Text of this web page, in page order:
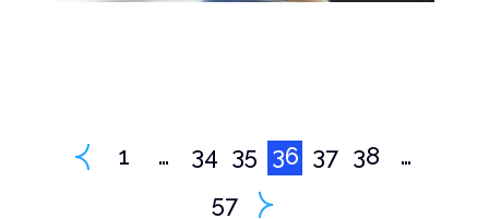
1 … 34 35 36 37 38
…
57